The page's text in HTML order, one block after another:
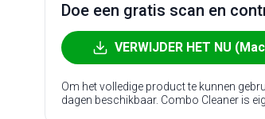
Doe een gratis scan en
VERWIJDER HET NU
Om het volledige product te kunnen
dagen beschikbaar. Combo Cleaner is